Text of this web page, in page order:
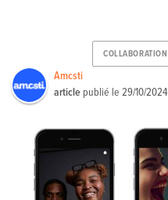
COLLABORATION
Amcsti
article publié le29/10/2024